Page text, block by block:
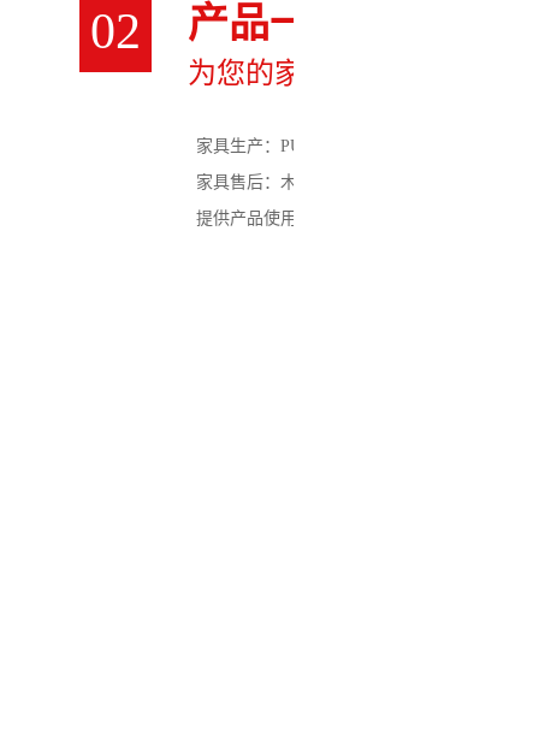
02 产品一应区全
为您的家具增添光彩
家具生产：PU/PE/NC/UV木器漆、金属漆、
家具售后：木器、皮革、金属、陶瓷、理石等
提供产品使用技术支持，可提供上门培训服务